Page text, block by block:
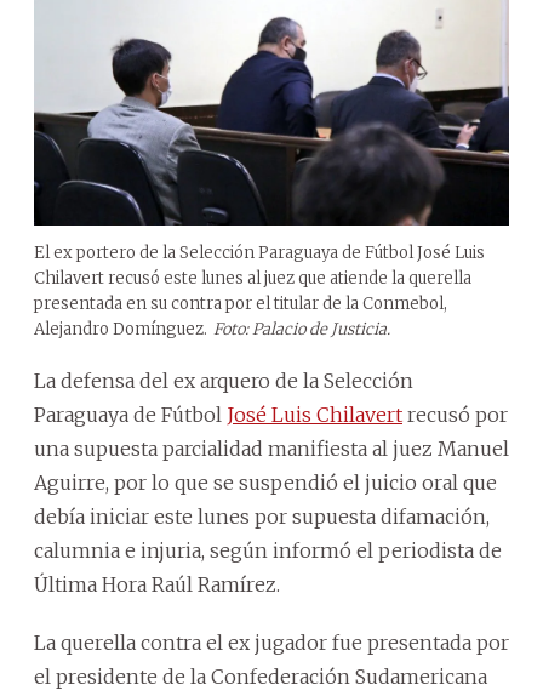
El ex portero de la Selección Paraguaya de Fútbol José Luis
Chilavert recusó este lunes al juez que atiende la querella
presentada en su contra por el titular de la Conmebol,
Alejandro Domínguez. Foto: Palacio de Justicia.
La defensa del ex arquero de la Selección
Paraguaya de Fútbol José Luis Chilavert recusó por
una supuesta parcialidad manifiesta al juez Manuel
Aguirre, por lo que se suspendió el juicio oral que
debía iniciar este lunes por supuesta difamación,
calumnia e injuria, según informó el periodista de
Última Hora Raúl Ramírez.
La querella contra el ex jugador fue presentada por
el presidente de la Confederación Sudamericana